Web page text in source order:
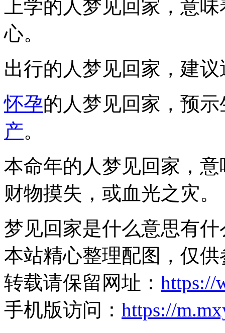
上学的人梦见回家，意
心。
出行的人梦见回家，建
怀孕的人梦见回家，预
产。
本命年的人梦见回家，
财物摸失，或血光之灾。
梦见回家是什么意思有
本站精心整理配图，仅供
转载请保留网址： https://
手机版访问： https://